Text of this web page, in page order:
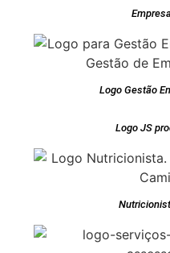
Logo Gestão
Logo JS